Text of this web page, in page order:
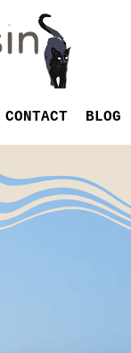
CONTACT BLOG